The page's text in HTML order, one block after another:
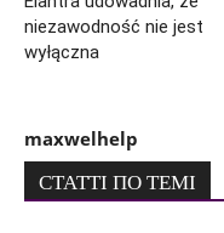
niezawodność nie jest
wyłączna
maxwelhelp
СТАТТІ ПО ТЕМІ